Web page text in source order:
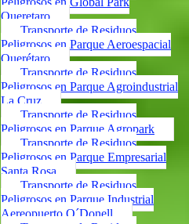
Queretaro
Transporte de Residuos
Peligrosos en Parque Aeroespacial
Querétaro
Transporte de Residuos
Peligrosos en Parque Agroindustrial
La Cruz
Transporte de Residuos
Peligrosos en Parque Agropark
Transporte de Residuos
Peligrosos en Parque Empresarial
Santa Rosa
Transporte de Residuos
Peligrosos en Parque Industrial
Aereopuerto O´Donell